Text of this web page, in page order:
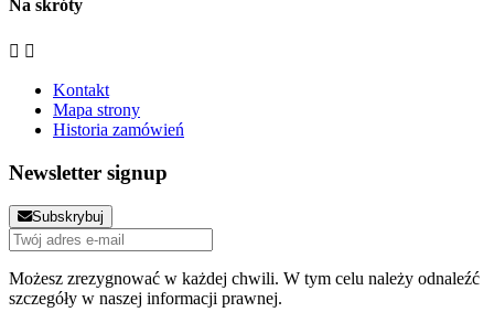
Na skróty
 
Kontakt
Mapa strony
Historia zamówień
Newsletter signup
Subskrybuj
Możesz zrezygnować w każdej chwili. W tym celu należy odnaleźć
szczegóły w naszej informacji prawnej.